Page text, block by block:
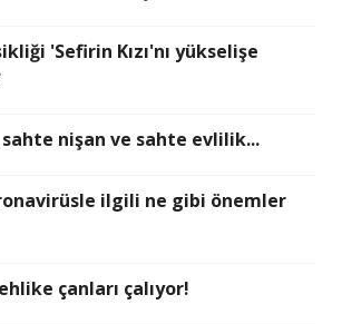
'Sefirin Kızı'nı yükselişe
nişan ve sahte evlilik...
ilgili ne gibi önemler
çanları çalıyor!